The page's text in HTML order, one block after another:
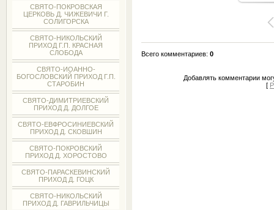
СВЯТО-ПОКРОВСКАЯ
ЦЕРКОВЬ Д. ЧИЖЕВИЧИ Г.
СОЛИГОРСКА
СВЯТО-НИКОЛЬСКИЙ
ПРИХОД Г.П. КРАСНАЯ
СЛОБОДА
СВЯТО-ИОАННО-
БОГОСЛОВСКИЙ ПРИХОД Г.П.
СТАРОБИН
СВЯТО-ДИМИТРИЕВСКИЙ
ПРИХОД Д. ДОЛГОЕ
СВЯТО-ЕВФРОСИНИЕВСКИЙ
ПРИХОД Д. СКОВШИН
СВЯТО-ПОКРОВСКИЙ
ПРИХОД Д. ХОРОСТОВО
СВЯТО-ПАРАСКЕВИНСКИЙ
ПРИХОД Д. ГОЦК
СВЯТО-НИКОЛЬСКИЙ
ПРИХОД Д. ГАВРИЛЬЧИЦЫ
Всего комментариев: 0
Добавлять комментарии
[